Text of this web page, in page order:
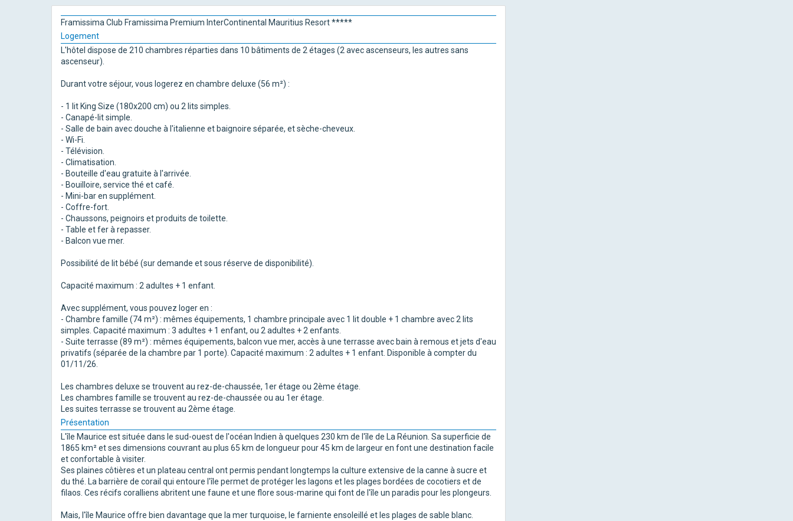
Framissima Club Framissima Premium InterContinental Mauritius Resort *****
Logement
L'hôtel dispose de 210 chambres réparties dans 10 bâtiments de 2 étages (2 avec ascenseurs, les autres sans
ascenseur).
Durant votre séjour, vous logerez en chambre deluxe (56 m²) :
- 1 lit King Size (180x200 cm) ou 2 lits simples.
- Canapé-lit simple.
- Salle de bain avec douche à l'italienne et baignoire séparée, et sèche-cheveux.
- Wi-Fi.
- Télévision.
- Climatisation.
- Bouteille d'eau gratuite à l'arrivée.
- Bouilloire, service thé et café.
- Mini-bar en supplément.
- Coffre-fort.
- Chaussons, peignoirs et produits de toilette.
- Table et fer à repasser.
- Balcon vue mer.
Possibilité de lit bébé (sur demande et sous réserve de disponibilité).
Capacité maximum : 2 adultes + 1 enfant.
Avec supplément, vous pouvez loger en :
- Chambre famille (74 m²) : mêmes équipements, 1 chambre principale avec 1 lit double + 1 chambre avec 2 lits
simples. Capacité maximum : 3 adultes + 1 enfant, ou 2 adultes + 2 enfants.
- Suite terrasse (89 m²) : mêmes équipements, balcon vue mer, accès à une terrasse avec bain à remous et jets d'eau
privatifs (séparée de la chambre par 1 porte). Capacité maximum : 2 adultes + 1 enfant. Disponible à compter du
01/11/26.
Les chambres deluxe se trouvent au rez-de-chaussée, 1er étage ou 2ème étage.
Les chambres famille se trouvent au rez-de-chaussée ou au 1er étage.
Les suites terrasse se trouvent au 2ème étage.
Présentation
L'île Maurice est située dans le sud-ouest de l'océan Indien à quelques 230 km de l'île de La Réunion. Sa superficie de
1865 km² et ses dimensions couvrant au plus 65 km de longueur pour 45 km de largeur en font une destination facile
et confortable à visiter.
Ses plaines côtières et un plateau central ont permis pendant longtemps la culture extensive de la canne à sucre et
du thé. La barrière de corail qui entoure l'île permet de protéger les lagons et les plages bordées de cocotiers et de
filaos. Ces récifs coralliens abritent une faune et une flore sous-marine qui font de l'île un paradis pour les plongeurs.
Mais, l'île Maurice offre bien davantage que la mer turquoise, le farniente ensoleillé et les plages de sable blanc.